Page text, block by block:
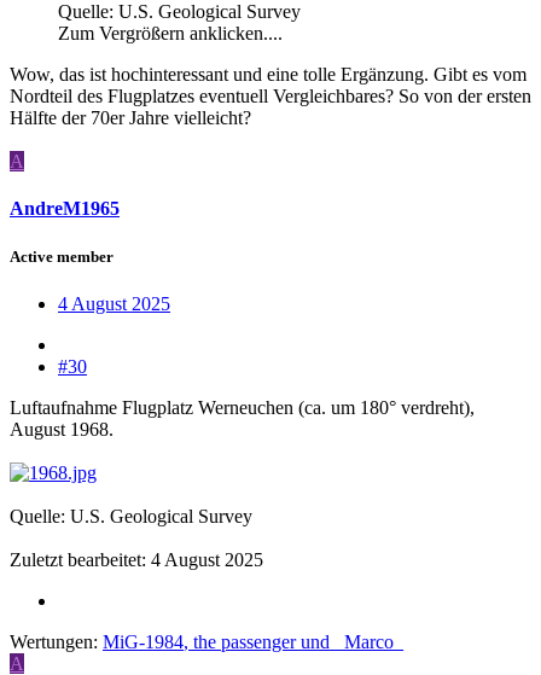
Quelle: U.S. Geological Survey
Zum Vergrößern anklicken....
Wow, das ist hochinteressant und eine tolle Ergänzung. Gibt es vom
Nordteil des Flugplatzes eventuell Vergleichbares? So von der ersten
Hälfte der 70er Jahre vielleicht?
A
AndreM1965
Active member
4 August 2025
#30
Luftaufnahme Flugplatz Werneuchen (ca. um 180° verdreht),
August 1968.
Quelle: U.S. Geological Survey
Zuletzt bearbeitet: 4 August 2025
Wertungen: MiG-1984, the passengerund
_Marco_
A